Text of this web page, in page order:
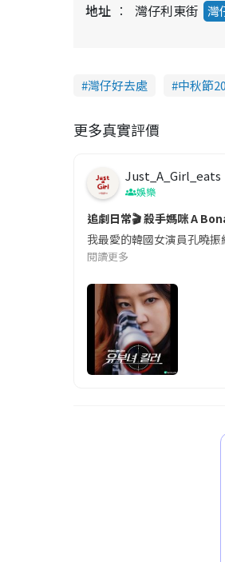
地址 灣仔利東街 灣
灣仔好去處 中秋節
更多真實評價
Just_A_Girl_eats
娛樂
追劇日常🎬 殺手媽咪 A
我最愛的韓國女演員孔曉
閱讀更多